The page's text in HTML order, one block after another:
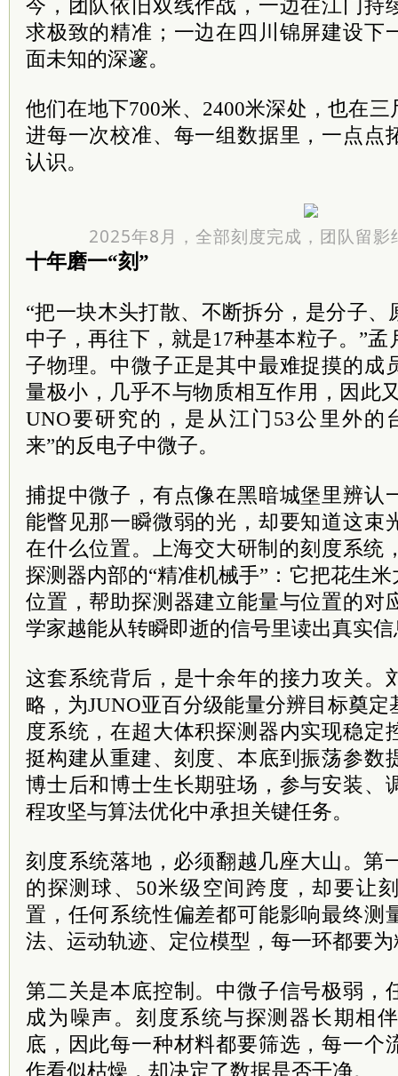
今，团队依旧双线作战，一边在江门持
求极致的精准；一边在四川锦屏建设下
面未知的深邃。
他们在地下700米、2400米深处，也在
进每一次校准、每一组数据里，一点点
认识。
2025年8月，全部刻度完成，团队留影
十年磨一“刻”
“把一块木头打散、不断拆分，是分子
中子，再往下，就是17种基本粒子。”
子物理。中微子正是其中最难捉摸的成
量极小，几乎不与物质相互作用，因此
UNO要研究的，是从江门53公里外的
来”的反电子中微子。
捕捉中微子，有点像在黑暗城堡里辨认
能瞥见那一瞬微弱的光，却要知道这束
在什么位置。上海交大研制的刻度系统
探测器内部的“精准机械手”：它把花生
位置，帮助探测器建立能量与位置的对
学家越能从转瞬即逝的信号里读出真实
这套系统背后，是十余年的接力攻关。
略，为JUNO亚百分级能量分辨目标奠
度系统，在超大体积探测器内实现稳定
挺构建从重建、刻度、本底到振荡参数
博士后和博士生长期驻场，参与安装、
程攻坚与算法优化中承担关键任务。
刻度系统落地，必须翻越几座大山。第
的探测球、50米级空间跨度，却要让
置，任何系统性偏差都可能影响最终测
法、运动轨迹、定位模型，每一环都要
第二关是本底控制。中微子信号极弱，
成为噪声。刻度系统与探测器长期相
底，因此每一种材料都要筛选，每一个
作看似枯燥，却决定了数据是否干净。